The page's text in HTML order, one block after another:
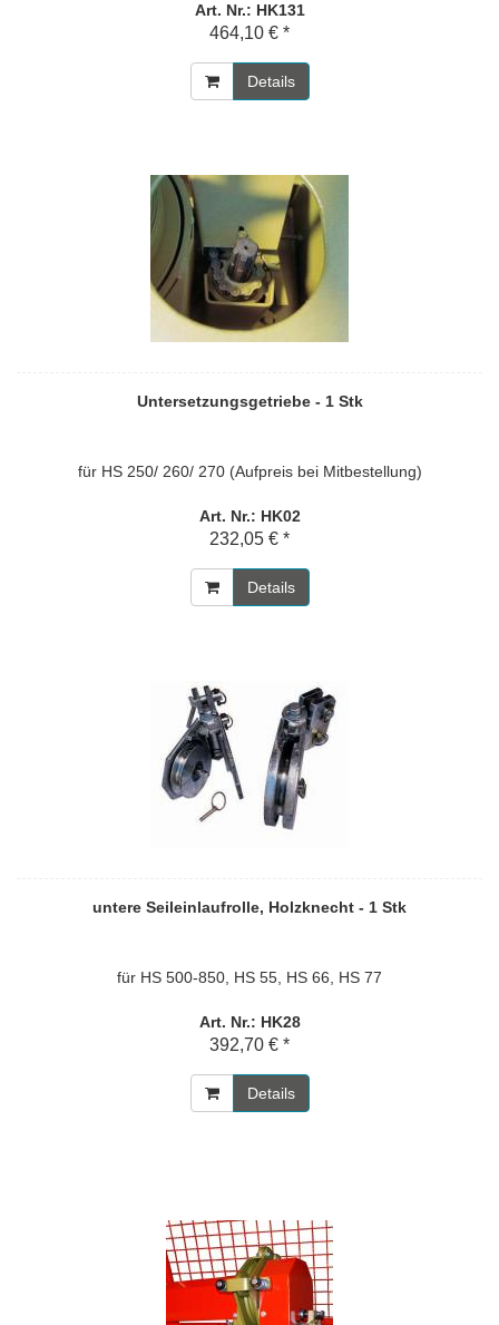
Art. Nr.: HK131
464,10 € *
Details
Untersetzungsgetriebe - 1 Stk
für HS 250/ 260/ 270 (Aufpreis bei Mitbestellung)
Art. Nr.: HK02
232,05 € *
Details
untere Seileinlaufrolle, Holzknecht - 1 Stk
für HS 500-850, HS 55, HS 66, HS 77
Art. Nr.: HK28
392,70 € *
Details